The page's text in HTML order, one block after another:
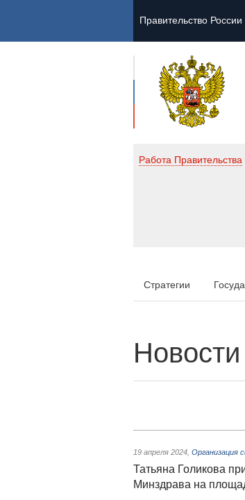
Правительство России
Работа Правительства
Стратегии
Новости
19 апреля 2024 Организация
Татьяна Голикова
Минздрава на